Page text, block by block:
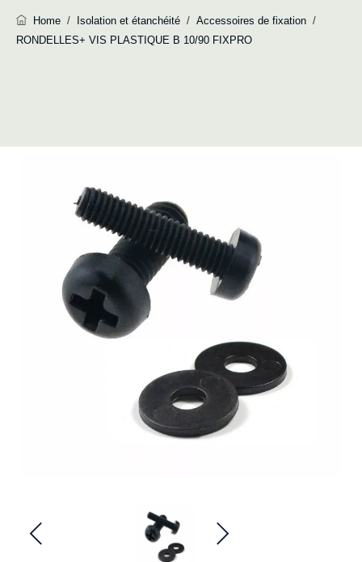
Home / Isolation et étanchéité / Accessoires de fixation /
RONDELLES+ VIS PLASTIQUE B 10/90 FIXPRO